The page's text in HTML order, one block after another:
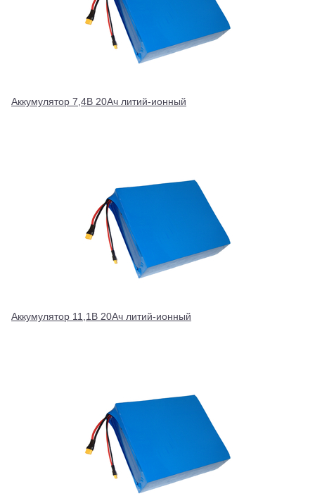
Аккумулятор 7,4В 20Ач литий-ионный
Аккумулятор 11,1В 20Ач литий-ионный